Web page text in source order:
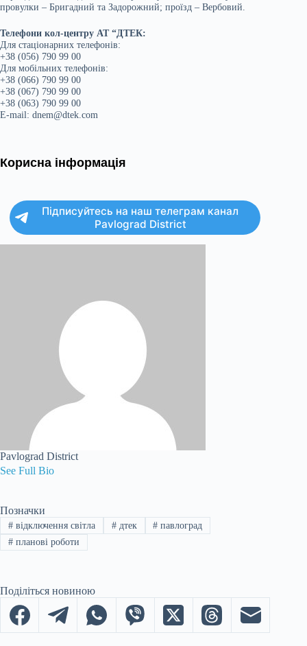
провулки – Бригадний та Задорожний; проїзд – Вербовий.
Телефони кол-центру АТ “ДТЕК:
Для стаціонарних телефонів:
+38 (056) 790 99 00
Для мобільних телефонів:
+38 (066) 790 99 00
+38 (067) 790 99 00
+38 (063) 790 99 00
E-mail: dnem@dtek.com
Корисна інформація
Підписуйтесь на наш телеграм канал
Pavlograd District
Pavlograd District
See Full Bio
Позначки
#відключення світла #дтек # павлоград
#планові роботи
Поділіться новиною